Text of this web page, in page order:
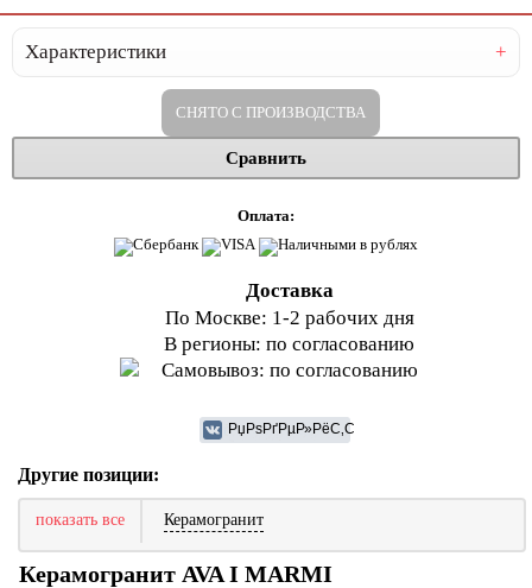
Характеристики
СНЯТО С ПРОИЗВОДСТВА
Сравнить
Оплата:
Доставка
По Москве: 1-2 рабочих дня
В регионы: по согласованию
Самовывоз: по согласованию
Другие позиции:
показать все Керамогранит
Керамогранит AVA I MARMI